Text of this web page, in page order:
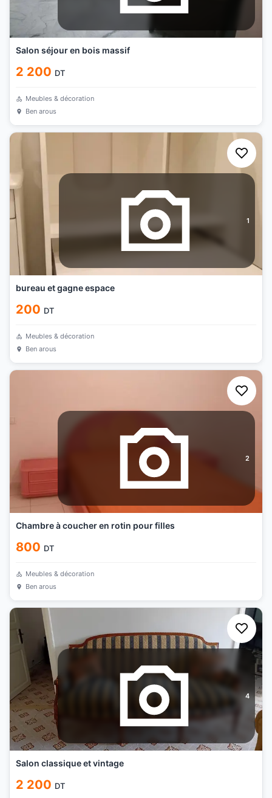
Salon séjour en bois massif
2 200 DT
Meubles & décoration
Ben arous
1
bureau et gagne espace
200 DT
Meubles & décoration
Ben arous
2
Chambre à coucher en rotin pour filles
800 DT
Meubles & décoration
Ben arous
4
Salon classique et vintage
2 200 DT